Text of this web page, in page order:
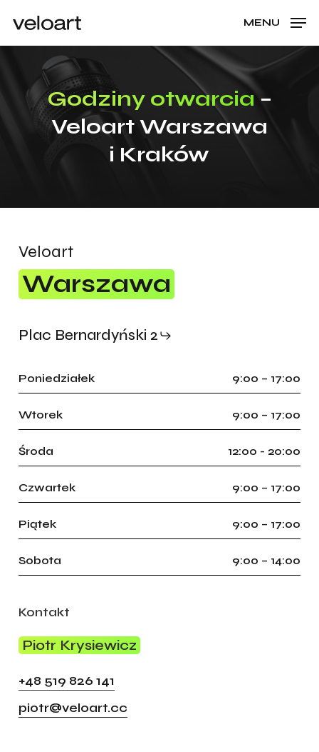
main
MENU
Cart CLOSE
Godziny otwarcia–
Veloart Warszawa
i Kraków
Veloart
Warszawa
Plac Bernardyński 2
Poniedziałek 9:00 – 17:00
Wtorek 9:00 – 17:00
Środa 12:00 - 20:00
Czwartek 9:00 – 17:00
Piątek 9:00 – 17:00
Sobota 9:00 – 14:00
Kontakt
Piotr Krysiewicz
+48 519 826 141
piotr@veloart.cc